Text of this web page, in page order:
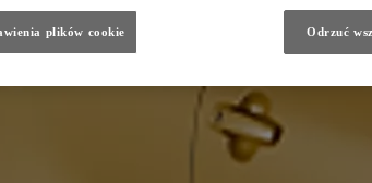
plików cookie Odrzuć